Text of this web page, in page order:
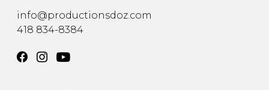
info@productionsdoz.com
418 834-8384